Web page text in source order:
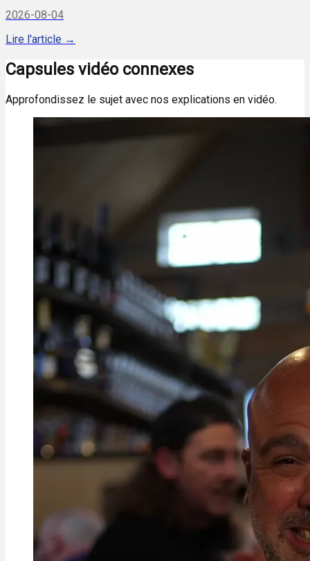
2026-08-04
Lire l'article →
Capsules vidéo connexes
Approfondissez le sujet avec nos explications en vidéo.